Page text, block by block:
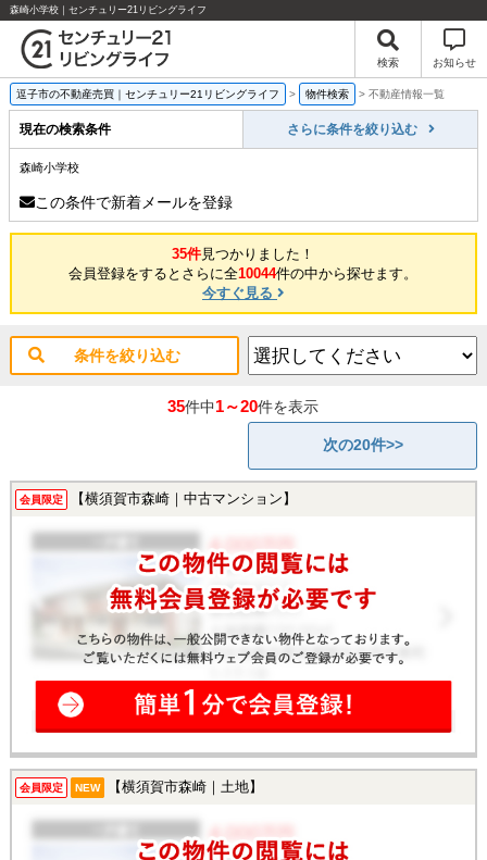
森崎小学校｜センチュリー21リビングライフ
検索 お知らせ
逗子市の不動産売買｜センチュリー21リビングライフ > 物件検索 > 不動産情報一覧
現在の検索条件 さらに条件を絞り込む
森崎小学校
この条件で新着メールを登録
35件見つかりました！
会員登録をするとさらに全10044件の中から探せます。
今すぐ見る
条件を絞り込む
35件中1～20件を表示
次の20件>>
会員限定 【横須賀市森崎｜中古マンション】
会員限定 NEW 【横須賀市森崎｜土地】